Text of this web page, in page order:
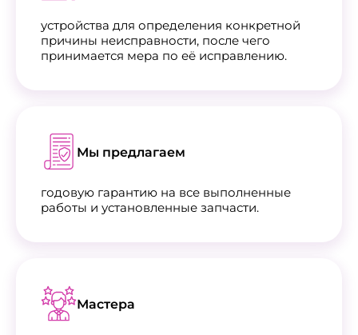
устройства для определения конкретной
причины неисправности, после чего
принимается мера по её исправлению.
Мы предлагаем
годовую гарантию на все выполненные
работы и установленные запчасти.
Мастера